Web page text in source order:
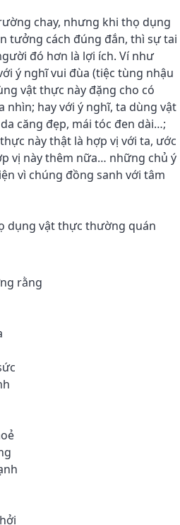
chay, nhưng khi thọ dụng
tưởng cách đúng đắn, thì sự tai
đó hơn là lợi ích. Ví như
ý nghĩ vui đùa (tiệc tùng nhậu
vật thực này đặng cho có
hay với ý nghĩ, ta dùng vật
căng đẹp, mái tóc đen dài…;
này thật là hợp vị với ta, ước
vị này thêm nữa… những chủ ý
vì chúng đồng sanh với tâm
dụng vật thực thường quán
rằng